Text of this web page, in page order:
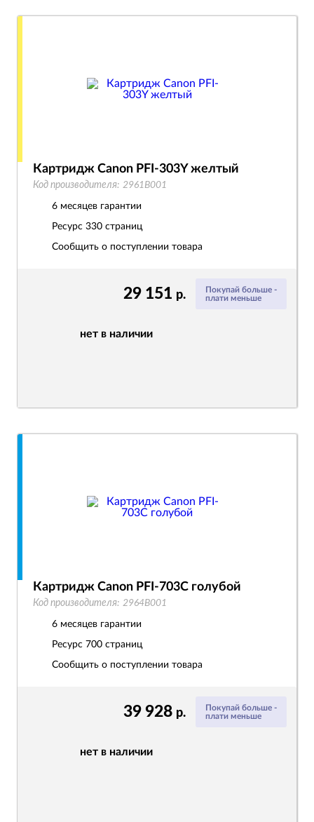
Покупай больше -
плати меньше
29 151 р.
нет в наличии
Картридж Canon PFI-303Y желтый
Код производителя: 2961B001
6 месяцев гарантии
Ресурс 330 страниц
Сообщить о поступлении товара
Покупай больше -
плати меньше
39 928 р.
нет в наличии
Картридж Canon PFI-703C голубой
Код производителя: 2964B001
6 месяцев гарантии
Ресурс 700 страниц
Сообщить о поступлении товара